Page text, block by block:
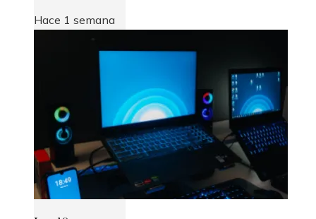
Hace 1 semana